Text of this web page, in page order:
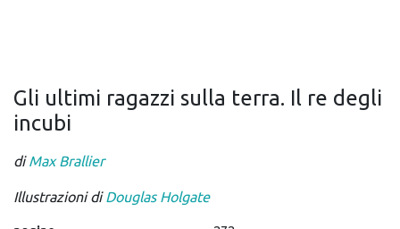
Gli ultimi ragazzi sulla terra. Il re degli
incubi
diMax Brallier
Illustrazioni diDouglas Holgate